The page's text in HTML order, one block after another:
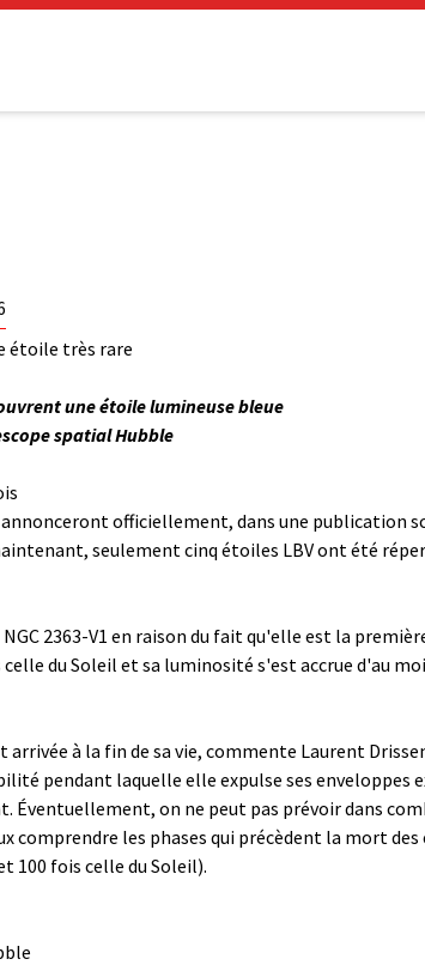
étoile très rare
une étoile lumineuse bleue
spatial Hubble
officiellement, dans une publication
seulement cinq étoiles LBV ont été
2363-V1 en raison du fait qu'elle est la
du Soleil et sa luminosité s'est accrue d'au
à la fin de sa vie, commente Laurent
pendant laquelle elle expulse ses enveloppes
Éventuellement, on ne peut pas prévoir dans
les phases qui précèdent la mort des
100 fois celle du Soleil).